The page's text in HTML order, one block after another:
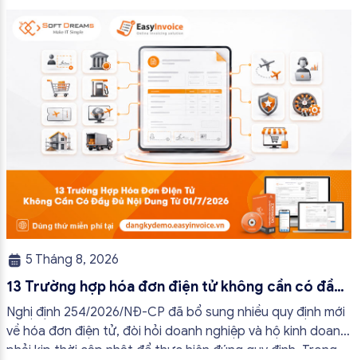
tránh lập hóa đơn không cần thiết hoặc áp […]
5 Tháng 8, 2026
13 Trường hợp hóa đơn điện tử không cần có đầy
đủ nội dung từ 01/7/2026
Nghị định 254/2026/NĐ-CP đã bổ sung nhiều quy định mới
về hóa đơn điện tử, đòi hỏi doanh nghiệp và hộ kinh doanh
phải kịp thời cập nhật để thực hiện đúng quy định. Trong